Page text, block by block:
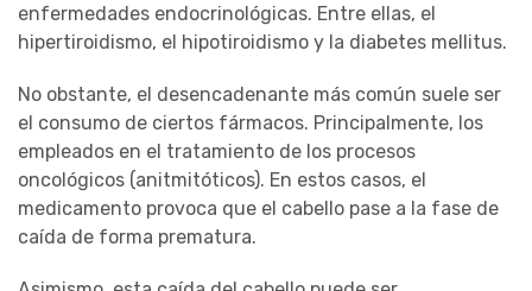
enfermedades endocrinológicas. Entre ellas, el
hipertiroidismo, el hipotiroidismo y la diabetes mellitus.
No obstante, el desencadenante más común suele ser
el consumo de ciertos fármacos. Principalmente, los
empleados en el tratamiento de los procesos
oncológicos (anitmitóticos). En estos casos, el
medicamento provoca que el cabello pase a la fase de
caída de forma prematura.